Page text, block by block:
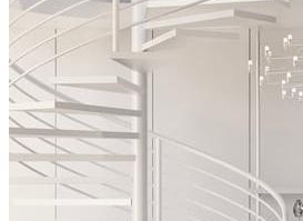
Pis3DStudio 室内设计